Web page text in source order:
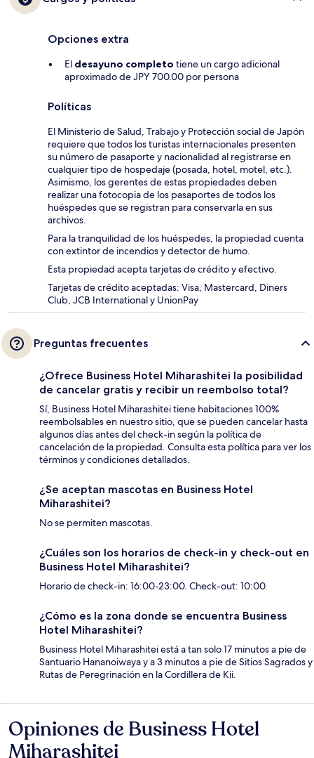
Opciones extra
El desayuno completo tiene un cargo adicional
aproximado de JPY 700.00 por persona
Políticas
El Ministerio de Salud, Trabajo y Protección social de Japón
requiere que todos los turistas internacionales presenten
su número de pasaporte y nacionalidad al registrarse en
cualquier tipo de hospedaje (posada, hotel, motel, etc.).
Asimismo, los gerentes de estas propiedades deben
realizar una fotocopia de los pasaportes de todos los
huéspedes que se registran para conservarla en sus
archivos.
Para la tranquilidad de los huéspedes, la propiedad cuenta
con extintor de incendios y detector de humo.
Esta propiedad acepta tarjetas de crédito y efectivo.
Tarjetas de crédito aceptadas: Visa, Mastercard, Diners
Club, JCB International y UnionPay
Preguntas frecuentes
¿Ofrece Business Hotel Miharashitei la posibilidad
de cancelar gratis y recibir un reembolso total?
Sí, Business Hotel Miharashitei tiene habitaciones 100%
reembolsables en nuestro sitio, que se pueden cancelar hasta
algunos días antes del check-in según la política de
cancelación de la propiedad. Consulta esta política para ver los
términos y condiciones detallados.
¿Se aceptan mascotas en Business Hotel
Miharashitei?
No se permiten mascotas.
¿Cuáles son los horarios de check-in y check-out en
Business Hotel Miharashitei?
Horario de check-in: 16:00-23:00. Check-out: 10:00.
¿Cómo es la zona donde se encuentra Business
Hotel Miharashitei?
Business Hotel Miharashitei está a tan solo 17 minutos a pie de
Santuario Hananoiwaya y a 3 minutos a pie de Sitios Sagrados y
Rutas de Peregrinación en la Cordillera de Kii.
Opiniones
Opiniones de Business Hotel
Miharashitei